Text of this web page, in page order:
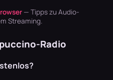
Dark
nimmt die
— Tipps zu Audio-
Streaming.
Radio